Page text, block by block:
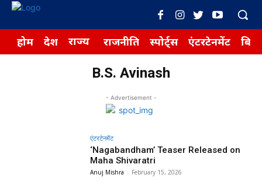
होम देश राज्य राजनीति स्पोर्ट्स एंटरटेनमेंट
B.S. Avinash
- Advertisement -
एंटरटेनमेंट
‘Nagabandham’ Teaser Released on
Maha Shivaratri
Anuj Mishra - February 15, 2026